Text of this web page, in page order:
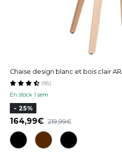
Chaise design blanc et bois clair
En stock 1 sem
(66)
- 25%
164,99 219,99